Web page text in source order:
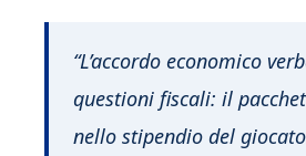
“L’accordo economico
questioni fiscali: il
nello stipendio del